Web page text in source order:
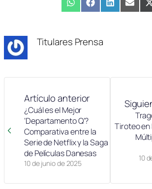
Compartir
en
WhatsAppCompartir
en
Facebook
en
LinkedIn
en
Titulares Prensa
Artículo anterior
10 de junio de 2025
¿Cuál es el Mejor
‘Departamento Q’?
Comparativa entre la
Serie de Netflix y la Saga
de Películas Danesas
10
Tiroteo en